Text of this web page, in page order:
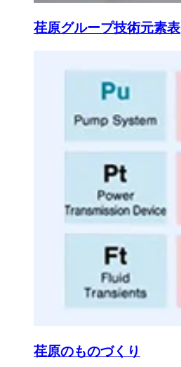
荏原グループ技術元素表
荏原のものづくり